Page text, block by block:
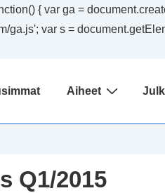
{ var ga =
ga.js'; var s =
Aiheet
Q1/2015